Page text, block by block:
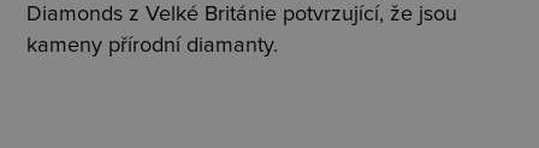
Diamonds z Velké Británie potvrzující, že jsou
kameny přírodní diamanty.